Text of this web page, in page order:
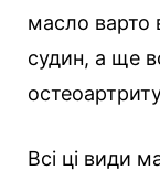
масло варто
судин, а ще
Всі ці види